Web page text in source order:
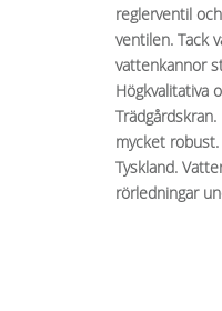
reglerventil
ventilen. Tack
vattenkannor
Högkvalitativa
mycket
Tyskland.
rörledningar